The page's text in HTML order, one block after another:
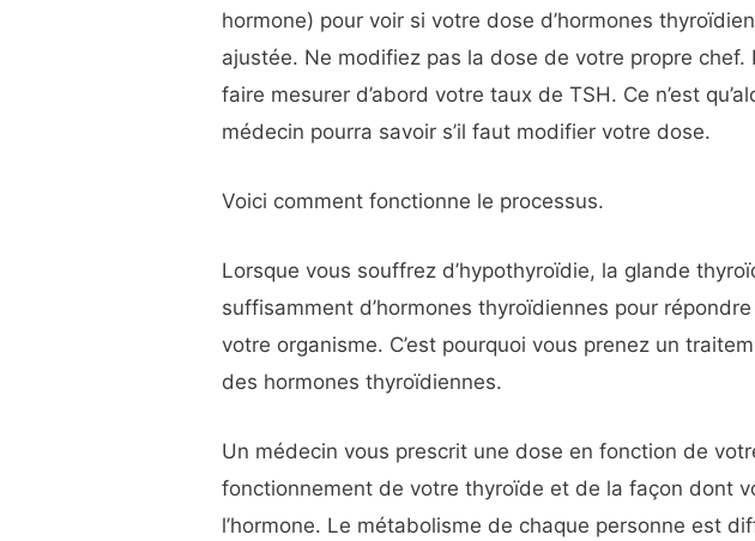
hormone) pour voir si votre dose d’hormones
ajustée. Ne modifiez pas la dose de votre propre chef.
faire mesurer d’abord votre taux de TSH. Ce n’est
médecin pourra savoir s’il faut modifier votre dose.
Voici comment fonctionne le processus.
Lorsque vous souffrez d’hypothyroïdie, la glande
suffisamment d’hormones thyroïdiennes pour
votre organisme. C’est pourquoi vous prenez un
des hormones thyroïdiennes.
Un médecin vous prescrit une dose en fonction de
fonctionnement de votre thyroïde et de la façon dont
l’hormone. Le métabolisme de chaque personne est